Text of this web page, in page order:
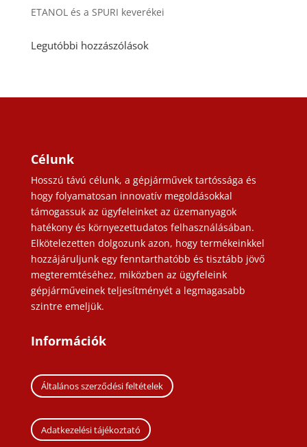
ETANOL és a SPURI keverékei
Legutóbbi hozzászólások
Célunk
Hosszú távú célunk, a gépjárművek tartóssága és
hogy folyamatosan innovatív megoldásokkal
támogassuk az ügyfeleinket az üzemanyagok
hatékony és környezettudatos felhasználásában.
Elkötelezetten dolgozunk azon, hogy termékeinkkel
hozzájáruljunk egy fenntarthatóbb és tisztább jövő
megteremtéséhez, miközben az ügyfeleink
gépjárműveinek teljesítményét a legmagasabb
szintre emeljük.
Információk
Általános szerződési feltételek
Adatkezelési tájékoztató